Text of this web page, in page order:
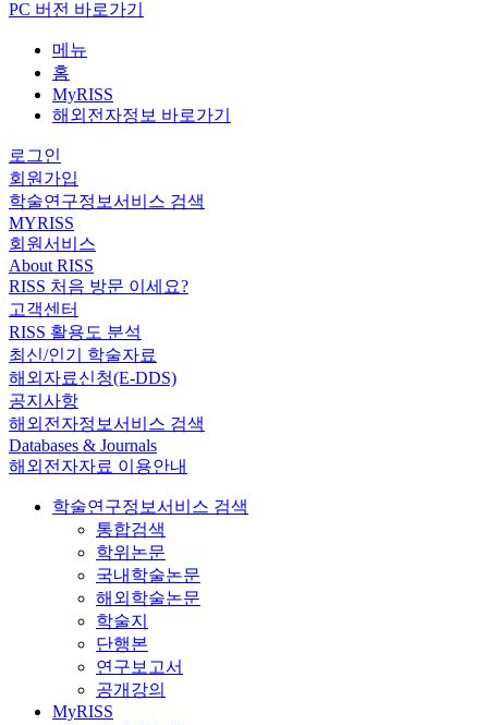
PC 버전 바로가기
메뉴
홈
MyRISS
해외전자정보 바로가기
로그인
회원가입
학술연구정보서비스 검색
MYRISS
회원서비스
About RISS
RISS 처음 방문 이세요?
고객센터
RISS 활용도 분석
최신/인기 학술자료
해외자료신청(E-DDS)
공지사항
해외전자정보서비스 검색
Databases & Journals
해외전자자료 이용안내
학술연구정보서비스 검색
통합검색
학위논문
국내학술논문
해외학술논문
학술지
단행본
연구보고서
공개강의
MyRISS